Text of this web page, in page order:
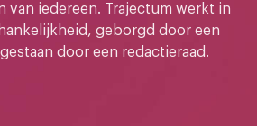
van iedereen. Trajectum werkt in
geborgd door een
door een redactieraad.